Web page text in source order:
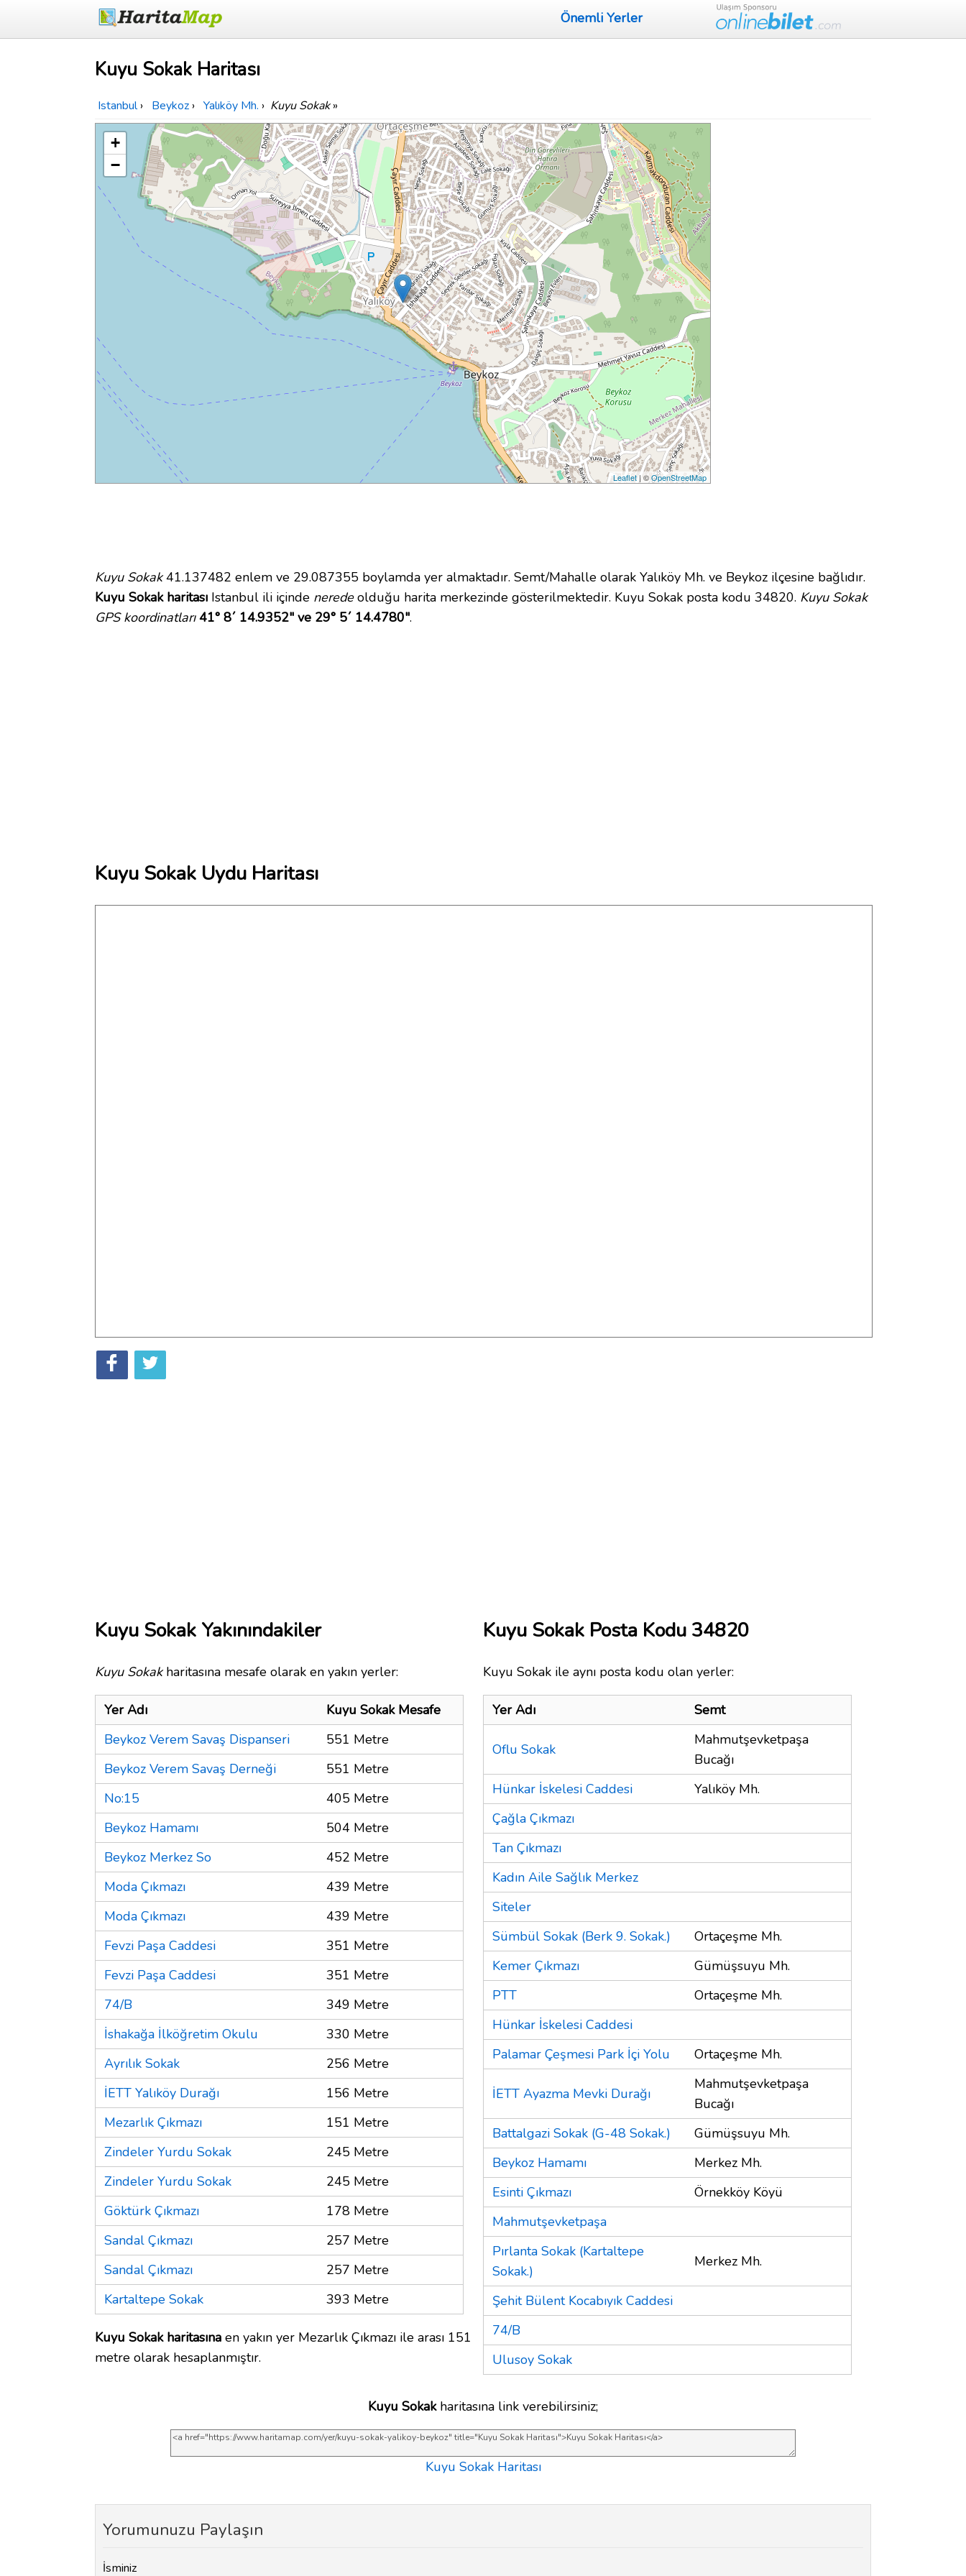
Önemli Yerler
Kuyu Sokak Haritası
Istanbul › Beykoz › Yalıköy Mh. › Kuyu Sokak»
+
−
Leaflet| ©OpenStreetMap
Kuyu Sokak41.137482 enlem ve 29.087355 boylamda yer almaktadır. Semt/Mahalle olarak Yalıköy Mh. ve Beykoz ilçesine bağlıdır.
Kuyu Sokak haritası Istanbul ili içinde neredeolduğu harita merkezinde gösterilmektedir. Kuyu Sokak posta kodu 34820. Kuyu Sokak
GPS koordinatları 41° 8´ 14.9352" ve 29° 5´ 14.4780".
Kuyu Sokak Uydu Haritası
Kuyu Sokak Yakınındakiler
Kuyu Sokakharitasına mesafe olarak en yakın yerler:
Yer Adı
Kuyu Sokak Mesafe
Beykoz Verem Savaş Dispanseri
551 Metre
Beykoz Verem Savaş Derneği
551 Metre
No:15
405 Metre
Beykoz Hamamı
504 Metre
Beykoz Merkez So
452 Metre
Moda Çıkmazı
439 Metre
Moda Çıkmazı
439 Metre
Fevzi Paşa Caddesi
351 Metre
Fevzi Paşa Caddesi
351 Metre
74/B
349 Metre
İshakağa İlköğretim Okulu
330 Metre
Ayrılık Sokak
256 Metre
İETT Yalıköy Durağı
156 Metre
Mezarlık Çıkmazı
151 Metre
Zindeler Yurdu Sokak
245 Metre
Zindeler Yurdu Sokak
245 Metre
Göktürk Çıkmazı
178 Metre
Sandal Çıkmazı
257 Metre
Sandal Çıkmazı
257 Metre
Kartaltepe Sokak
393 Metre
Kuyu Sokak haritasına en yakın yer Mezarlık Çıkmazı ile arası 151
metre olarak hesaplanmıştır.
Kuyu Sokak Posta Kodu 34820
Kuyu Sokak ile aynı posta kodu olan yerler:
Yer Adı Semt
Oflu Sokak
Mahmutşevketpaşa
Bucağı
Hünkar İskelesi Caddesi
Yalıköy Mh.
Çağla Çıkmazı
Tan Çıkmazı
Kadın Aile Sağlık Merkez
Siteler
Sümbül Sokak (Berk 9. Sokak.)
Ortaçeşme Mh.
Kemer Çıkmazı
Gümüşsuyu Mh.
PTT
Ortaçeşme Mh.
Hünkar İskelesi Caddesi
Palamar Çeşmesi Park İçi Yolu
Ortaçeşme Mh.
İETT Ayazma Mevki Durağı
Mahmutşevketpaşa
Bucağı
Battalgazi Sokak (G-48 Sokak.)
Gümüşsuyu Mh.
Beykoz Hamamı
Merkez Mh.
Esinti Çıkmazı
Örnekköy Köyü
Mahmutşevketpaşa
Pırlanta Sokak (Kartaltepe
Sokak.)
Merkez Mh.
Şehit Bülent Kocabıyık Caddesi
74/B
Ulusoy Sokak
Kuyu Sokakharitasına link verebilirsiniz;
Kuyu Sokak Haritası
Yorumunuzu Paylaşın
İsminiz